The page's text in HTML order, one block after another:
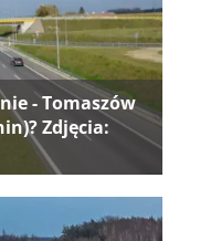
- Tomaszów
Zdjęcia: